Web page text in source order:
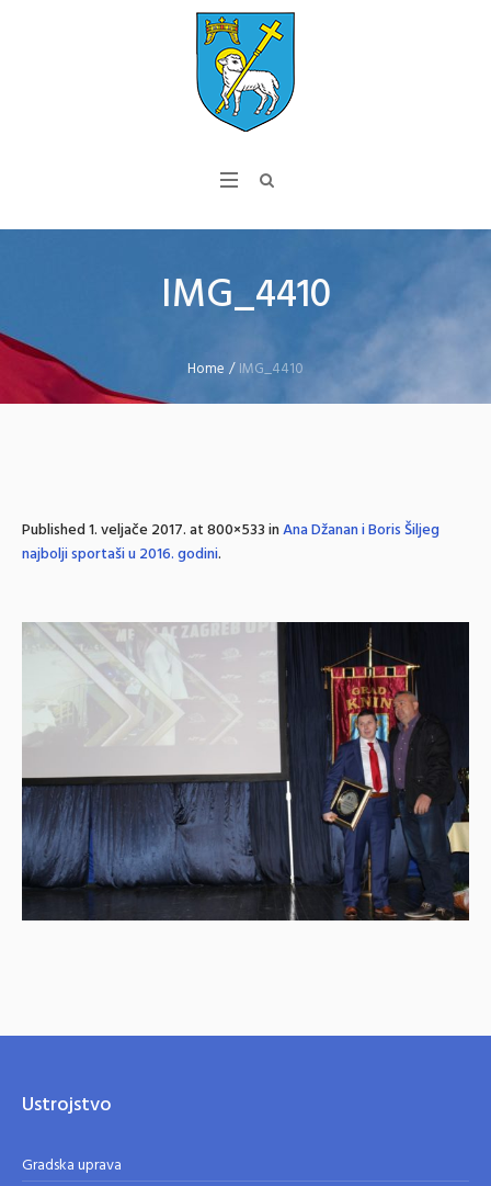
IMG_4410
Home /IMG_4410
Published1. veljače 2017.at 800×533 inAna Džanan i Boris Šiljeg
najbolji sportaši u 2016. godini.
Ustrojstvo
Gradska uprava